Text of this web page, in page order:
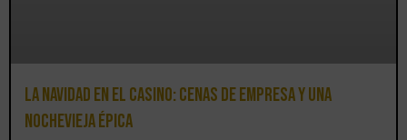
La Navidad en el Casino: cenas de empresa y una
Nochevieja épica